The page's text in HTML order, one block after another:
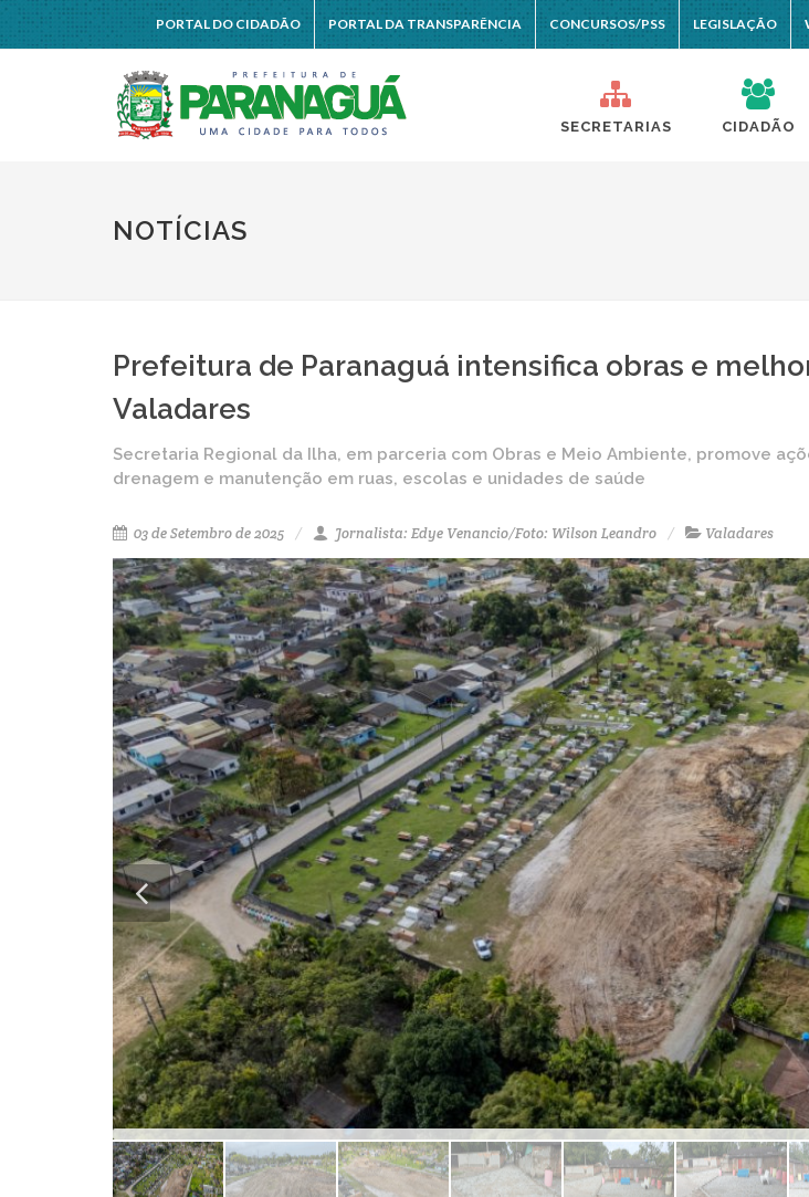
PORTAL DO CIDADÃO PORTAL DA TRANSPARÊNCIA CONCURSOS/PSS LEGISLAÇÃO
SECRETARIAS CIDADÃO
NOTÍCIAS
Prefeitura de Paranaguá intensifica obras e
Valadares
Secretaria Regional da Ilha, em parceria com Obras e Meio Ambiente, promove
drenagem e manutenção em ruas, escolas e unidades de saúde
03 de Setembro de 2025 Jornalista: Edye Venancio/Foto: Wilson Leandro Valadares